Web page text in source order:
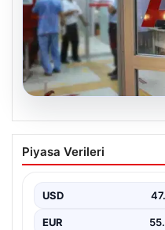
Ambulans ile
sağlık çalışanı 5
Piyasa Verileri
USD
EUR